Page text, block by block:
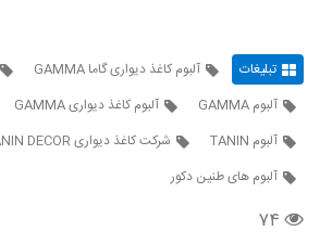
تبلیغات آلبوم کاغذ دیواری گاما GAMMA
آلبوم GAMMA
آلبوم کاغذ دیواری GAMMA
آلبوم TANIN
شرکت کاغذ دیواری TANIN DECOR
آلبوم های طنین دکور
۷۴